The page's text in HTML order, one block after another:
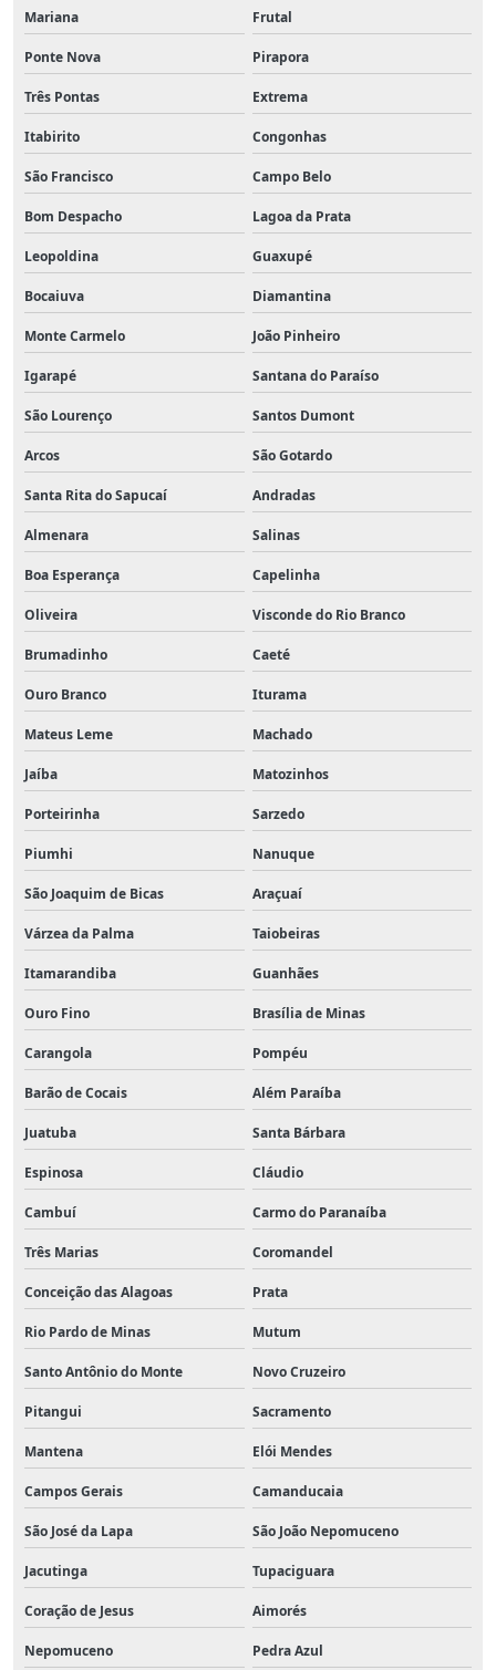
Mariana Frutal
Ponte Nova Pirapora
Três Pontas Extrema
Itabirito Congonhas
São Francisco Campo Belo
Bom Despacho Lagoa da Prata
Leopoldina Guaxupé
Bocaiuva Diamantina
Monte Carmelo João Pinheiro
Igarapé Santana do Paraíso
São Lourenço Santos Dumont
Arcos São Gotardo
Santa Rita do Sapucaí Andradas
Almenara Salinas
Boa Esperança Capelinha
Oliveira Visconde do Rio Branco
Brumadinho Caeté
Ouro Branco Iturama
Mateus Leme Machado
Jaíba Matozinhos
Porteirinha Sarzedo
Piumhi Nanuque
São Joaquim de Bicas Araçuaí
Várzea da Palma Taiobeiras
Itamarandiba Guanhães
Ouro Fino Brasília de Minas
Carangola Pompéu
Barão de Cocais Além Paraíba
Juatuba Santa Bárbara
Espinosa Cláudio
Cambuí Carmo do Paranaíba
Três Marias Coromandel
Conceição das Alagoas Prata
Rio Pardo de Minas Mutum
Santo Antônio do Monte Novo Cruzeiro
Pitangui Sacramento
Mantena Elói Mendes
Campos Gerais Camanducaia
São José da Lapa São João Nepomuceno
Jacutinga Tupaciguara
Coração de Jesus Aimorés
Nepomuceno Pedra Azul